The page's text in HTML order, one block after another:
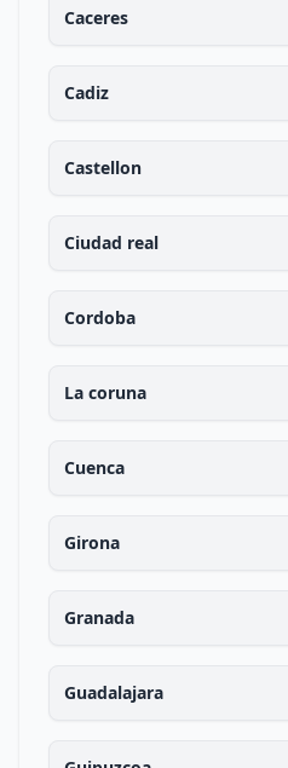
Caceres
Cadiz
Castellon
Ciudad real
Cordoba
La coruna
Cuenca
Girona
Granada
Guadalajara